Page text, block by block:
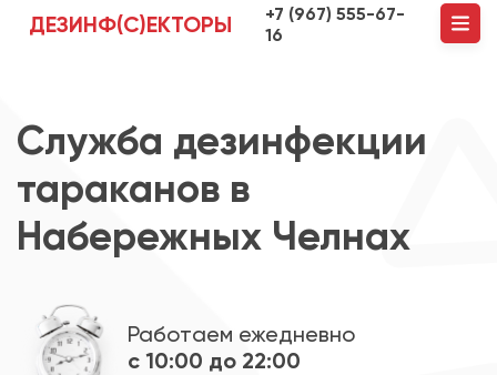
ДЕЗИНФ(С)ЕКТОРЫ
+7 (967) 555-67-
16
Служба дезинфекции
тараканов в
Набережных Челнах
Работаем ежедневно
с 10:00 до 22:00